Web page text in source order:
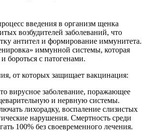
введения в организм щенка
возбудителей заболеваний, что
антител и формирование иммунитета.
иммунной системы, которая
бороться с патогенами.
от которых защищает вакцинация:
вирусное заболевание, поражающее
и нервную системы.
лихорадку, воспаление слизистых
нарушения. Смертность среди
100% без своевременного лечения.